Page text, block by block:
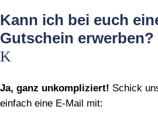
Kann ich bei euch
Gutschein erwerben?
Ja, ganz unkompliziert! Schick
einfach eine E‑Mail mit: